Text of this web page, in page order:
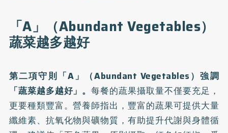
「A」（Abundant Vegetables）
蔬菜越多越好
第二項守則「A」（Abundant Vegetables）強調
「蔬菜越多越好」。每餐的蔬果攝取量不僅要充足，
更要種類豐富。營養師指出，豐富的蔬果可提供大量
纖維素、抗氧化物與礦物質，有助提升代謝與身體循